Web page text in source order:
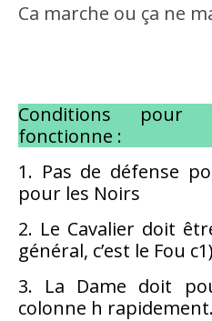
Ca marche ou ça ne
Conditions pour
fonctionne :
1. Pas de défense
pour les Noirs
2. Le Cavalier doit
général, c’est le Fou c1)
3. La Dame doit
colonne h rapidement.